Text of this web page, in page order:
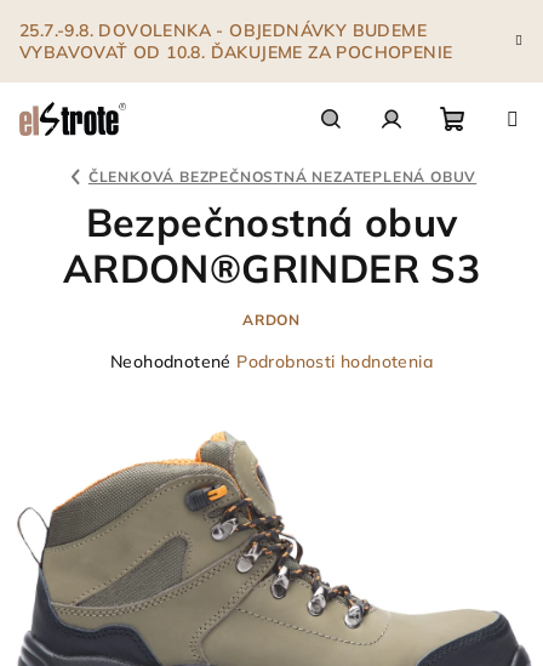
obsah
25.7.-9.8. DOVOLENKA - OBJEDNÁVKY BUDEME
VYBAVOVAŤ OD 10.8. ĎAKUJEME ZA POCHOPENIE
košík
ČLENKOVÁ BEZPEČNOSTNÁ NEZATEPLENÁ OBUV
Bezpečnostná obuv
ARDON®GRINDER S3
ARDON
Priemerné
z
5
hviezdičiek.
Neohodnotené Podrobnosti hodnotenia